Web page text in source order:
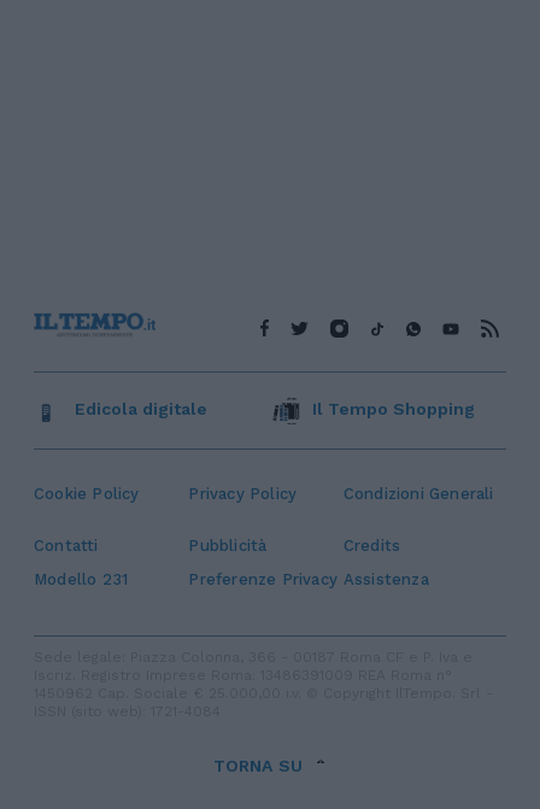
Cookie Policy Privacy Policy Condizioni Generali
Contatti Pubblicità
Credits
Modello 231
Preferenze Privacy Assistenza
Edicola digitale Il Tempo Shopping
TORNA SU